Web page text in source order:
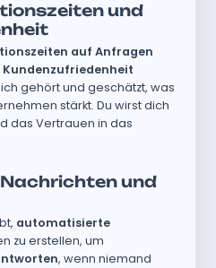
und
auf Anfragen
Kundenzufriedenheit
gehört und geschätzt, was
stärkt. Du wirst dich
das Vertrauen in das
und
automatisierte
zu erstellen, um
, wenn niemand